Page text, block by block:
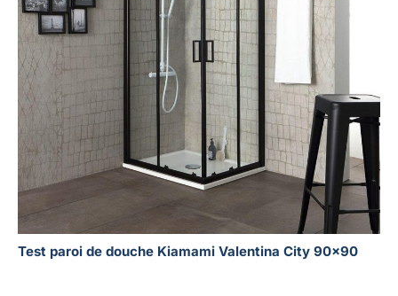
Test paroi de douche Kiamami Valentina City 90×90